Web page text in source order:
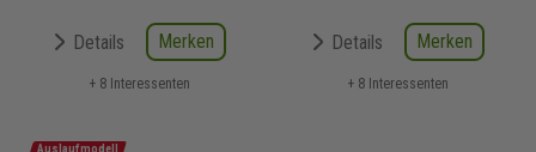
Details Merken
+ 8 Interessenten
Details Merken
+ 8 Interessenten
Auslaufmodell